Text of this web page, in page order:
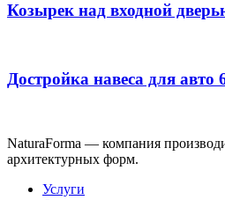
Козырек над входной
Достройка навеса для авто
NaturaForma — компания п
архитектурных форм.
Услуги